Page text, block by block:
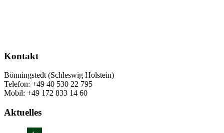
Kontakt
Bönningstedt (Schleswig Holstein)
Telefon: +49 40 530 22 795
Mobil: +49 172 833 14 60
Aktuelles